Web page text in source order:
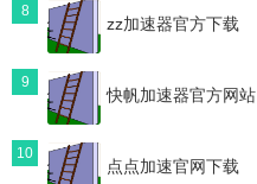
8
zz加速器官方下载
9
快帆加速器官方网站
10
点点加速官网下载